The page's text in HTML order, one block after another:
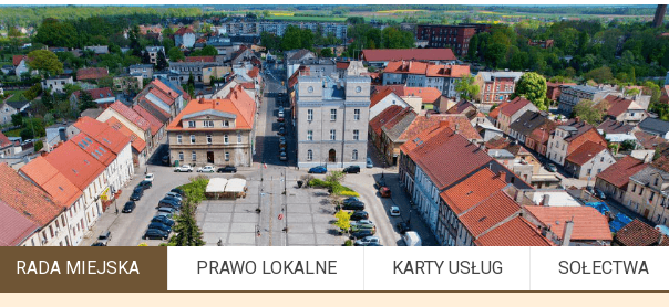
RADA MIEJSKA PRAWO LOKALNE KARTY USŁUG SOŁECTWA